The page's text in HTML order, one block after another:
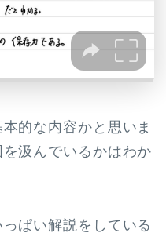
的な内容かと思いま
汲んでいるかはわか
ぱい解説をしている